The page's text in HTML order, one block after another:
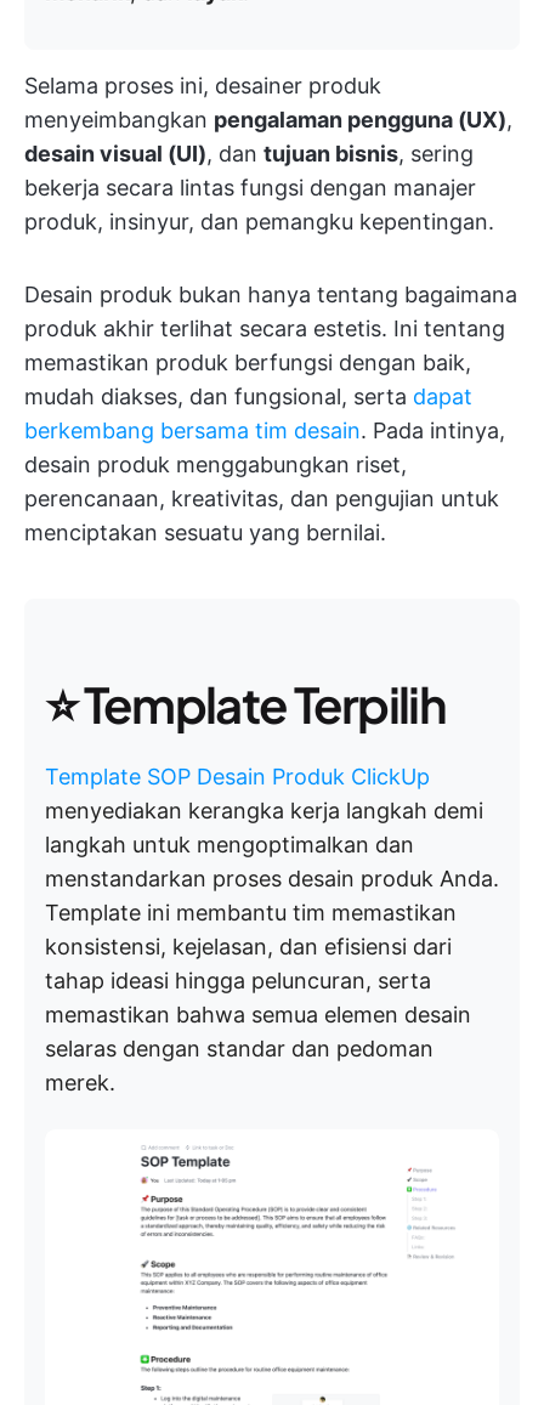
Selama proses ini, desainer produk
menyeimbangkan pengalaman pengguna (UX),
desain visual (UI), dan tujuan bisnis, sering
bekerja secara lintas fungsi dengan manajer
produk, insinyur, dan pemangku kepentingan.
Desain produk bukan hanya tentang bagaimana
produk akhir terlihat secara estetis. Ini tentang
memastikan produk berfungsi dengan baik,
mudah diakses, dan fungsional, serta dapat
berkembang bersama tim desain. Pada intinya,
desain produk menggabungkan riset,
perencanaan, kreativitas, dan pengujian untuk
menciptakan sesuatu yang bernilai.
⭐️ Template Terpilih
Template SOP Desain Produk ClickUp
menyediakan kerangka kerja langkah demi
langkah untuk mengoptimalkan dan
menstandarkan proses desain produk Anda.
Template ini membantu tim memastikan
konsistensi, kejelasan, dan efisiensi dari
tahap ideasi hingga peluncuran, serta
memastikan bahwa semua elemen desain
selaras dengan standar dan pedoman
merek.